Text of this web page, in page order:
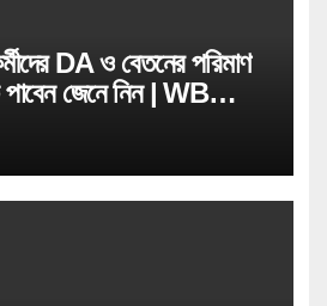
DA ও বেতনের পরিমাণ
জেনে নিন | WB